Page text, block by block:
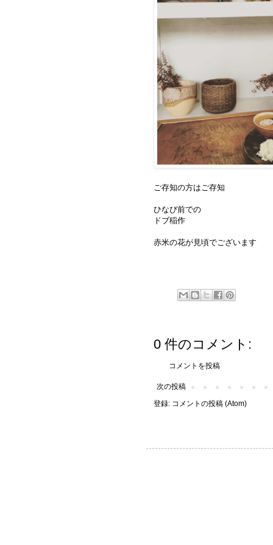
ご存知の方はご存知
ひなび前での
ドブ稲作
赤米の花が見頃でございます
0 件のコメント:
コメントを投稿
次の投稿
登録: コメントの投稿 (Atom)